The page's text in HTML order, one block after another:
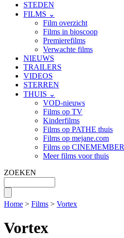
STEDEN
FILMS ⌄
Film overzicht
Films in bioscoop
Premierefilms
Verwachte films
NIEUWS
TRAILERS
VIDEOS
STERREN
THUIS ⌄
VOD-nieuws
Films op TV
Kinderfilms
Films op PATHE thuis
Films op mejane.com
Films op CINEMEMBER
Meer films voor thuis
ZOEKEN
Home > Films > Vortex
Vortex